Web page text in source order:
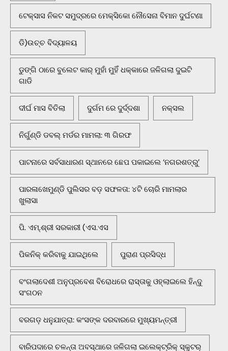
ଟେକ୍ସାସ ନିକଟ ସମୁଦ୍ରରେ ମେକ୍ସିକୋ ନୌସେନା ବିମାନ ଦୁର୍ଘଟଣା
ଡି)ଉଚ୍ଚ ବିଦ୍ୟାଳୟ
ଡୁଙ୍ଗି ଠାରେ ବୁଲେଟ କାର୍ ମୁହାଁ ମୁହିଁ ଧକ୍କାରେ ଜଳିଗଲା ଦୁଇଟି
ଗାଡି
ଦୀର୍ଘ ମାସ ବିତିଲା ଦୁର୍ଗମ ରେ ଦୁର୍ଦ୍ଦଶା ନକ୍ସଲ
ନିର୍ଗୁଣ୍ଡି ଡବଲ୍ ମର୍ଡର ମାମଲା: ୩ ଗିରଫ
ପାଟନାରେ ସର୍ବସାଧାରଣ ସ୍ଥାନରେ ଛେପ ପକାଇଲେ ‘ନଗରଶତ୍ରୁ’
ପାରଳାଖେମୁଣ୍ଡି ପୁଲିସର ବଡ଼ ସଫଳତା: ୪ଟି ଚୋରି ମାମଲାର
ଖୁଲାସା
ପି. ଏମ୍.ଶ୍ରୀ ସରକାରୀ (ଏସ.ଏସ
ପିକନିକ୍‌ କରିବାକୁ ଯାଇଥିଲେ ପୁରାଣ ପ୍ରସିଦ୍ଧ
ବଂଗଲାଦେଶୀ ଅନୁପ୍ରବେଶ ବିରୋଧରେ ରାସ୍ତାକୁ ଓହ୍ଲାଇଲେ ହିନ୍ଦୁ
ସଂଗଠନ
ବରଗଡ଼ ଧନୁଯାତ୍ରା: କଂସଙ୍କ ଦରବାରରେ ମୁଖ୍ୟମନ୍ତ୍ରୀ
ବାରିପଦାରେ ଚଳନ୍ତା ଅବସ୍ଥାରେ ଜଳିଗଲା ଇଲେକ୍ଟ୍ରିକ୍ ସ୍କୁଟର୍